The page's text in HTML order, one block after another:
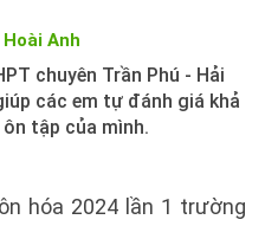
Hoài Anh
chuyên Trần Phú - Hải
các em tự đánh giá khả
tập của mình.
hóa 2024 lần 1 trường